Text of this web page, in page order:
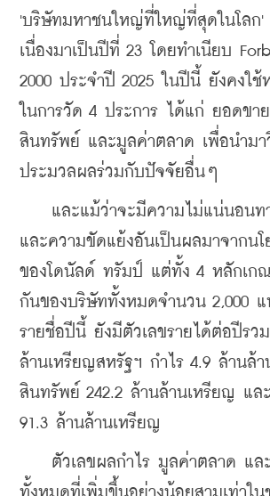
'บริษัทมหาชนใหญ่ที่ใหญ่ที่สุดในโลก'
เนื่องมาเป็นปีที่ 23 โดยทำเนียบ
2000 ประจำปี 2025 ในปีนี้ ยังคงใ
ในการวัด 4 ประการ ได้แก่ ยอดขา
สินทรัพย์ และมูลค่าตลาด เพื่อนำมา
ประมวลผลร่วมกับปัจจัยอื่นๆ
และแม้ว่าจะมีความไม่แน่นอนทา
และความขัดแย้งอันเป็นผลมาจากน
ของโดนัลด์ ทรัมป์ แต่ทั้ง 4 หลักเก
กันของบริษัททั้งหมดจำนวน 2,000
รายชื่อปีนี้ ยังมีตัวเลขรายได้ต่อปีรว
ล้านเหรียญสหรัฐฯ กำไร 4.9 ล้านล้า
สินทรัพย์ 242.2 ล้านล้านเหรียญ แล
91.3 ล้านล้านเหรียญ
ตัวเลขผลกำไร มูลค่าตลาด แล
ทั้งหมดที่เพิ่มขึ้นอย่างน้อยสามเท่าใ